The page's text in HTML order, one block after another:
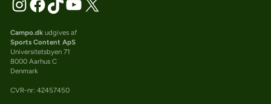
Campo.dkudgives af
Sports Content ApS
Universitetsbyen 71
8000 Aarhus C
Denmark
CVR-nr: 42457450